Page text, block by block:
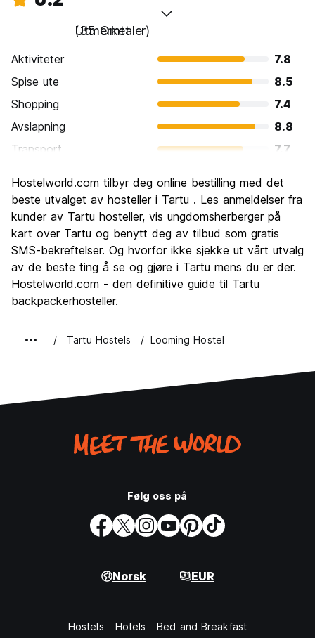
Utmerket
(35 Omtaler)
Aktiviteter
7.8
Spise ute
8.5
Shopping
7.4
Avslapning
8.8
Transport
7.7
Kultur
8.9
Feste
7.8
Verdi for pengene
8.6
Hostelworld.com tilbyr deg online bestilling med det
beste utvalget av hosteller i Tartu . Les anmeldelser fra
kunder av Tartu hosteller, vis ungdomsherberger på
kart over Tartu og benytt deg av tilbud som gratis
SMS-bekreftelser. Og hvorfor ikke sjekke ut vårt utvalg
av de beste ting å se og gjøre i Tartu mens du er der.
Hostelworld.com - den definitive guide til Tartu
backpackerhosteller.
Tartu Hostels Looming Hostel
Følg oss på
Norsk EUR
Hostels Hotels Bed and Breakfast